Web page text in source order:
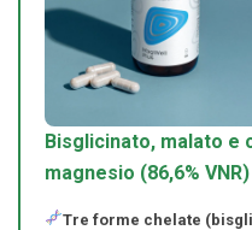
Bisglicinato, malato e
magnesio (86,6%
Tre forme chelate